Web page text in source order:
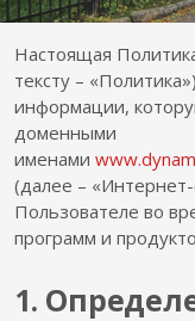
Настоящая
тексту –
информации,
доменными
именами
(далее –
Пользователе во
программ и
1.